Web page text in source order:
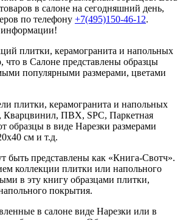
в салоне на сегодняшний день,
по телефону +7(495)150-46-12.
информации!
плитки, керамогранита и напольных
в Салоне представлены образцы
популярными размерами, цветами
плитки, керамогранита и напольных
Кварцвинил, ПВХ, SPC, Паркетная
образцы в виде Нарезки размерами
см и т.д.
быть представлены как «Книга-Свотч».
коллекции плитки или напольного
в эту книгу образцами плитки,
покрытия.
в салоне виде Нарезки или в